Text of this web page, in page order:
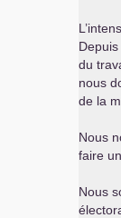
du
nous
de la
Nous
faire
Nous